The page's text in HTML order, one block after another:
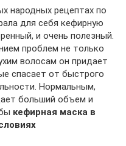
народных рецептах по
для себя кефирную
и очень полезный.
проблем не только
волосам он придает
спасает от быстрого
Нормальным,
больший объем и
кефирная маска в